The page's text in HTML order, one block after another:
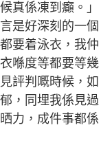
真係凍到癲。」
是好深刻的一個
要着泳衣，我仲
喺度等都要等幾
評判嘅時候，如
，同埋我係見過
力，成件事都係